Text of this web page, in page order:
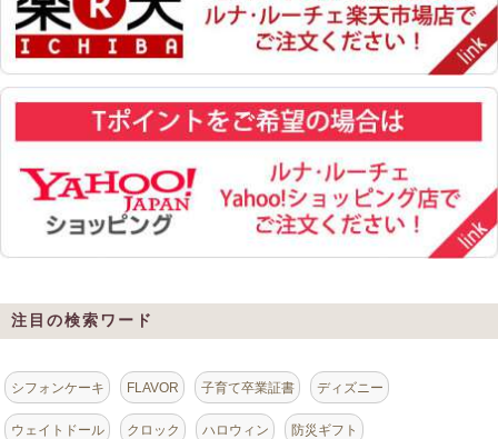
注目の検索ワード
シフォンケーキ FLAVOR 子育て卒業証書 ディズニー
ウェイトドール クロック ハロウィン 防災ギフト